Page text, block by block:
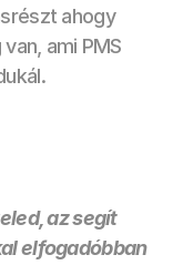
ahogy
ami PMS
az segít
elfogadóbban